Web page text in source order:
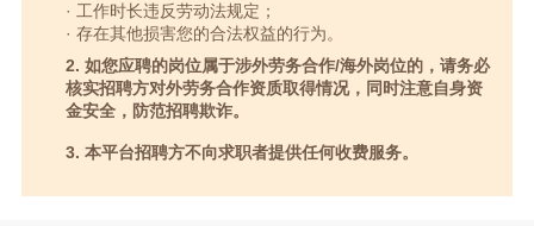
· 工作时长违反劳动法规定；
· 存在其他损害您的合法权益的行为。
2. 如您应聘的岗位属于涉外劳务合作/海外岗位的，请务必
核实招聘方对外劳务合作资质取得情况，同时注意自身资
金安全，防范招聘欺诈。
3. 本平台招聘方不向求职者提供任何收费服务。